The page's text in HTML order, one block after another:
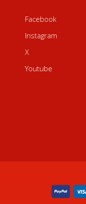
Facebook
Instagram
X
Youtube